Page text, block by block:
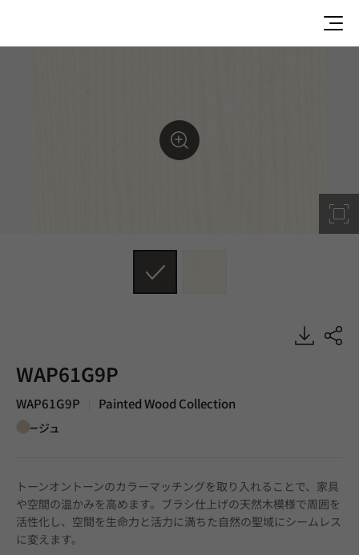
WAP61G9P
WAP61G9P Painted Wood Collection
ベージュ
トーンオントーンのカラーマッチングを取り入れることで、家具
や空間の温かみを高めます。ブラシ仕上げの天然木模様で周囲を
活性化し、空間を生命力と活力に満ちた自然の聖域にシームレス
に変えます。